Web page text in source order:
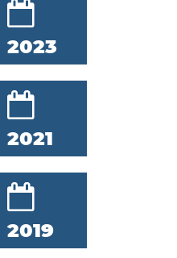
2023
2021
2019